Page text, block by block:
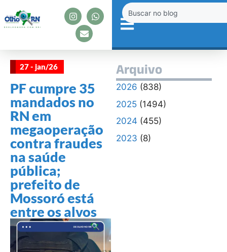
27 - jan/26
PF cumpre 35
mandados no
RN em
megaoperação
contra fraudes
na saúde
pública;
prefeito de
Mossoró está
entre os alvos
Arquivo
2026 (838)
2025(1494)
2024 (455)
2023 (8)